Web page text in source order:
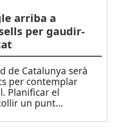
arriba a
per gaudir-
de Catalunya serà
per contemplar
Planificar el
un punt...